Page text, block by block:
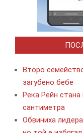
Второ
загубено бебе
Река Рейн
сантиметра
Обвиниха